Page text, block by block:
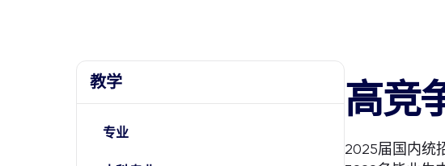
教学
专业
高竞
2025届国内统